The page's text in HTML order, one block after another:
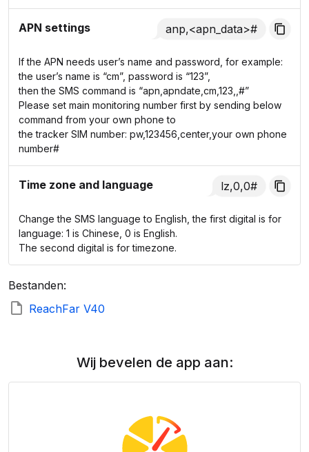
APN settings anp,<apn_data>#
If the APN needs user’s name and password, for example:
the user’s name is “cm”, password is “123”,
then the SMS command is “apn,apndate,cm,123,,#”
Please set main monitoring number first by sending below
command from your own phone to
the tracker SIM number: pw,123456,center,your own phone
number#
Time zone and language lz,0,0#
Change the SMS language to English, the first digital is for
language: 1 is Chinese, 0 is English.
The second digital is for timezone.
Bestanden:
ReachFar V40
Wij bevelen de app aan: